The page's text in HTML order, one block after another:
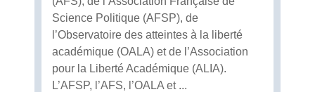
Science Politique (AFSP), de
l’Observatoire des atteintes à la liberté
académique (OALA) et de l’Association
pour la Liberté Académique (ALIA).
L’AFSP, l’AFS, l’OALA et ...